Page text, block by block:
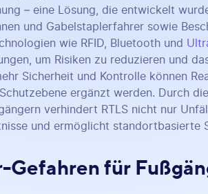
– eine Lösung, die entwickelt
und Gabelstaplerfahrer sowie
wie RFID, Bluetooth und
um Risiken zu reduzieren und
Sicherheit und Kontrolle können
ergänzt werden. Durch
verhindert RTLS nicht nur
und ermöglicht standortbasierte
Gefahren für